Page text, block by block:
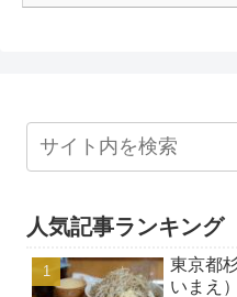
人気記事ランキング
東京都
いまえ